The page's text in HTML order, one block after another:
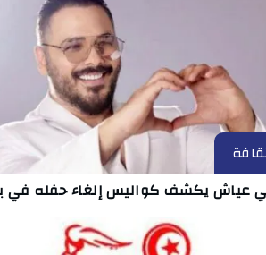
عياش يكشف كواليس إلغاء حفله في